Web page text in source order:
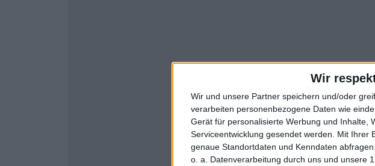
Wir
Wir und unsere Partner speichern und/oder
verarbeiten personenbezogene Daten wie
Gerät für personalisierte Werbung und Inhalte,
Serviceentwicklung gesendet werden.
Mit Ihrer
genaue Standortdaten und Kenndaten
o. a. Datenverarbeitung durch uns und unsere